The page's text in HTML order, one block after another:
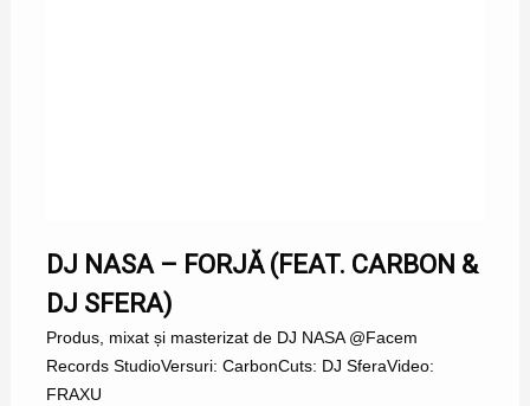
DJ NASA – FORJĂ (FEAT. CARBON &
DJ SFERA)
Produs, mixat și masterizat de DJ NASA @Facem
Records StudioVersuri: CarbonCuts: DJ SferaVideo:
FRAXU